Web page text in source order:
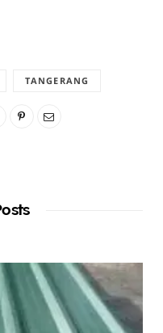
TANGERANG